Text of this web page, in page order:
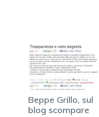
Beppe Grillo, sul
blog scompare